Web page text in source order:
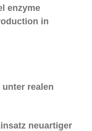
enzyme
in
realen
neuartiger